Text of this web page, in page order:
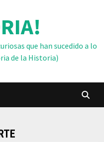
que han sucedido a lo
de la Historia)